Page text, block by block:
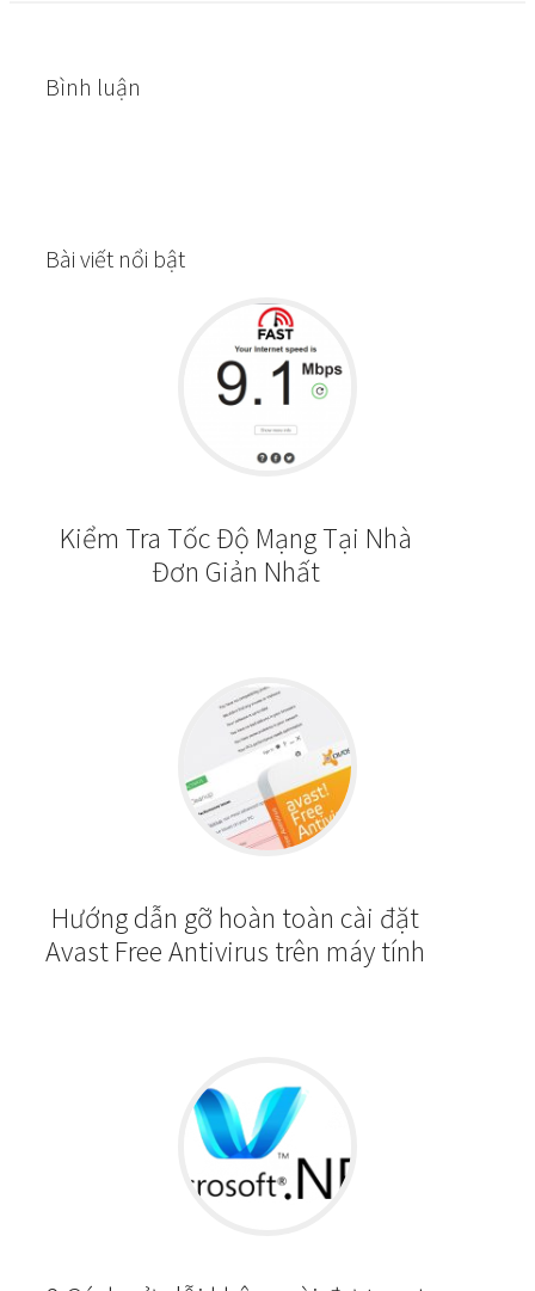
Bình luận
Bài viết nổi bật
Kiểm Tra Tốc Độ Mạng Tại Nhà
Đơn Giản Nhất
Hướng dẫn gỡ hoàn toàn cài đặt
Avast Free Antivirus trên máy tính